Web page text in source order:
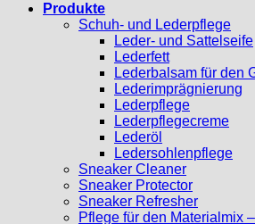
Produkte
Schuh- und Lederpflege
Leder- und Sattelseife
Lederfett
Lederbalsam für den
Lederimprägnierung
Lederpflege
Lederpflegecreme
Lederöl
Ledersohlenpflege
Sneaker Cleaner
Sneaker Protector
Sneaker Refresher
Pflege für den Materialmix